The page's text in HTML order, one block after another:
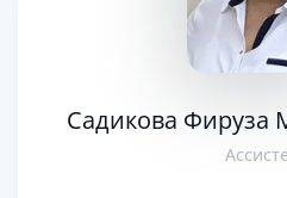
Садикова Фируза